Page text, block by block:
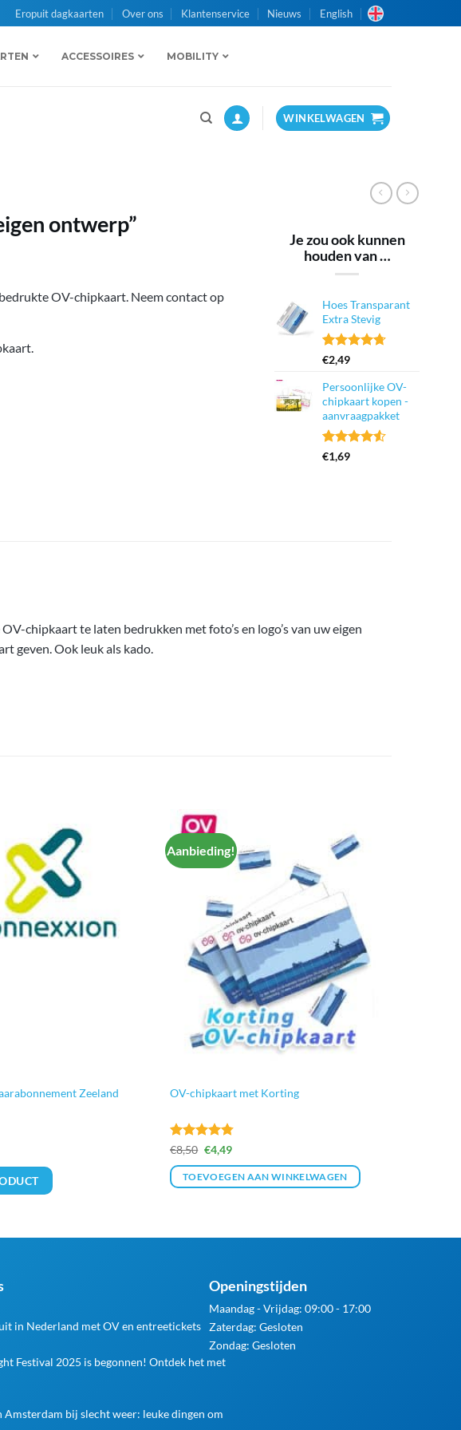
Eropuit dagkaarten Over ons Klantenservice Nieuws English
ACCESSOIRES MOBILITY
WINKELWAGEN
ontwerp”
OV-chipkaart. Neem contact op
Je zou ook kunnen
houden van …
Hoes Transparant
Extra Stevig
Gewaardeerd
gebaseerd
op
13
klant
waarderingen
€2,49
Persoonlijke OV-
chipkaart kopen -
aanvraagpakket
Gewaardeerd
37
€1,69
chipkaart te laten bedrukken met foto’s en logo’s van uw eigen
geven. Ook leuk als kado.
Zeeland
Aanbieding!
OV-chipkaart met Korting
Gewaardeerd
€8,50 Oorspronkelijke
prijs
was:
€8,50.
€4,49Huidige
is:
€4,49.
TOEVOEGEN AAN WINKELWAGEN
in Nederland met OV en entreetickets
Festival 2025 is begonnen! Ontdek het met
Amsterdam bij slecht weer: leuke dingen om
Openingstijden
Maandag - Vrijdag: 09:00 - 17:00
Zaterdag: Gesloten
Zondag: Gesloten